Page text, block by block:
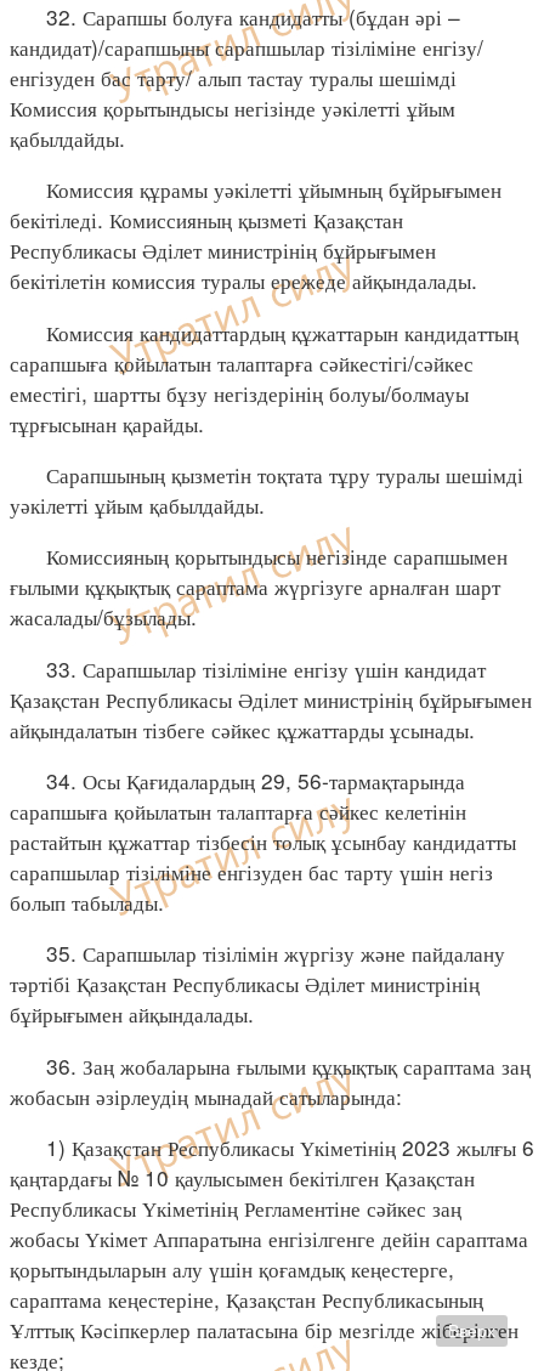
32. Сарапшы болуға кандидатты (бұдан әрі –
кандидат)/сарапшыны сарапшылар тізіліміне енгізу/
енгізуден бас тарту/ алып тастау туралы шешімді
Комиссия қорытындысы негізінде уәкілетті ұйым
қабылдайды.
Комиссия құрамы уәкілетті ұйымның бұйрығымен
бекітіледі. Комиссияның қызметі Қазақстан
Республикасы Әділет министрінің бұйрығымен
бекітілетін комиссия туралы ережеде айқындалады.
Комиссия кандидаттардың құжаттарын кандидаттың
сарапшыға қойылатын талаптарға сәйкестігі/сәйкес
еместігі, шартты бұзу негіздерінің болуы/болмауы
тұрғысынан қарайды.
Сарапшының қызметін тоқтата тұру туралы шешімді
уәкілетті ұйым қабылдайды.
Комиссияның қорытындысы негізінде сарапшымен
ғылыми құқықтық сараптама жүргізуге арналған шарт
жасалады/бұзылады.
33. Сарапшылар тізіліміне енгізу үшін кандидат
Қазақстан Республикасы Әділет министрінің бұйрығымен
айқындалатын тізбеге сәйкес құжаттарды ұсынады.
34. Осы Қағидалардың 29, 56-тармақтарында
сарапшыға қойылатын талаптарға сәйкес келетінін
растайтын құжаттар тізбесін толық ұсынбау кандидатты
сарапшылар тізіліміне енгізуден бас тарту үшін негіз
болып табылады.
35. Сарапшылар тізілімін жүргізу және пайдалану
тәртібі Қазақстан Республикасы Әділет министрінің
бұйрығымен айқындалады.
36. Заң жобаларына ғылыми құқықтық сараптама заң
жобасын әзірлеудің мынадай сатыларында:
1) Қазақстан Республикасы Үкіметінің 2023 жылғы 6
қаңтардағы № 10 қаулысымен бекітілген Қазақстан
Республикасы Үкіметінің Регламентіне сәйкес заң
жобасы Үкімет Аппаратына енгізілгенге дейін сараптама
қорытындыларын алу үшін қоғамдық кеңестерге,
сараптама кеңестеріне, Қазақстан Республикасының
Ұлттық Кәсіпкерлер палатасына бір мезгілде жіберілген
кезде;
Вверх